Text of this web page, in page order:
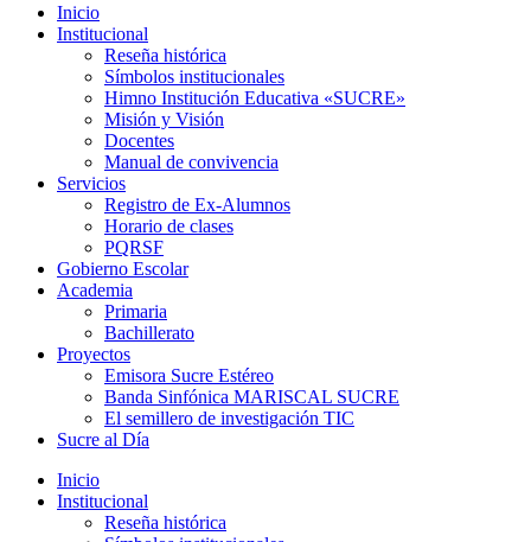
Inicio
Institucional
Reseña histórica
Símbolos institucionales
Himno Institución Educativa «SUCRE»
Misión y Visión
Docentes
Manual de convivencia
Servicios
Registro de Ex-Alumnos
Horario de clases
PQRSF
Gobierno Escolar
Academia
Primaria
Bachillerato
Proyectos
Emisora Sucre Estéreo
Banda Sinfónica MARISCAL SUCRE
El semillero de investigación TIC
Sucre al Día
Inicio
Institucional
Reseña histórica